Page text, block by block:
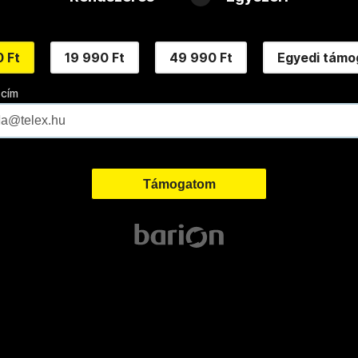
Ft 19 990 Ft 49 990 Ft Egyedi